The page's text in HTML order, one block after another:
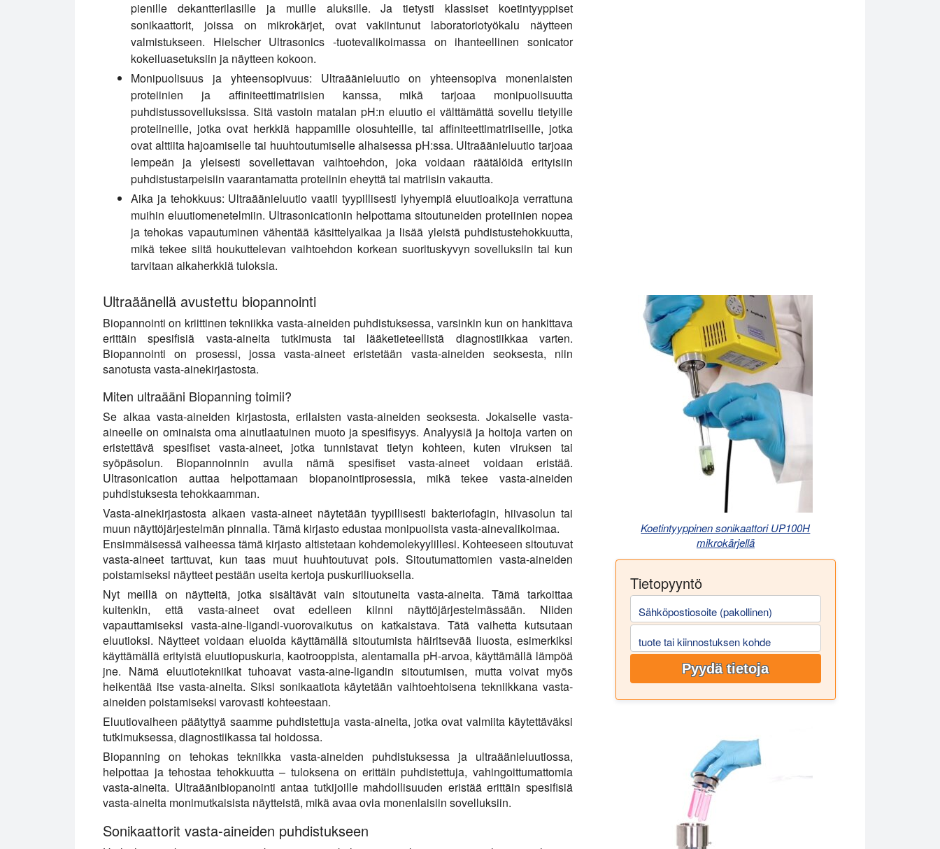
pienille dekantterilasille ja muille aluksille. Ja tietysti klassiset koetintyyppiset
sonikaattorit, joissa on mikrokärjet, ovat vakiintunut laboratoriotyökalu näytteen
valmistukseen. Hielscher Ultrasonics -tuotevalikoimassa on ihanteellinen sonicator
kokeiluasetuksiin ja näytteen kokoon.
Monipuolisuus ja yhteensopivuus: Ultraäänieluutio on yhteensopiva monenlaisten
proteiinien ja affiniteettimatriisien kanssa, mikä tarjoaa monipuolisuutta
puhdistussovelluksissa. Sitä vastoin matalan pH:n eluutio ei välttämättä sovellu tietyille
proteiineille, jotka ovat herkkiä happamille olosuhteille, tai affiniteettimatriiseille, jotka
ovat alttiita hajoamiselle tai huuhtoutumiselle alhaisessa pH:ssa. Ultraäänieluutio tarjoaa
lempeän ja yleisesti sovellettavan vaihtoehdon, joka voidaan räätälöidä erityisiin
puhdistustarpeisiin vaarantamatta proteiinin eheyttä tai matriisin vakautta.
Aika ja tehokkuus: Ultraäänieluutio vaatii tyypillisesti lyhyempiä eluutioaikoja verrattuna
muihin eluutiomenetelmiin. Ultrasonicationin helpottama sitoutuneiden proteiinien nopea
ja tehokas vapautuminen vähentää käsittelyaikaa ja lisää yleistä puhdistustehokkuutta,
mikä tekee siitä houkuttelevan vaihtoehdon korkean suorituskyvyn sovelluksiin tai kun
tarvitaan aikaherkkiä tuloksia.
Ultraäänellä avustettu biopannointi
Biopannointi on kriittinen tekniikka vasta-aineiden puhdistuksessa, varsinkin kun on hankittava
erittäin spesifisiä vasta-aineita tutkimusta tai lääketieteellistä diagnostiikkaa varten.
Biopannointi on prosessi, jossa vasta-aineet eristetään vasta-aineiden seoksesta, niin
sanotusta vasta-ainekirjastosta.
Miten ultraääni Biopanning toimii?
Se alkaa vasta-aineiden kirjastosta, erilaisten vasta-aineiden seoksesta. Jokaiselle vasta-
aineelle on ominaista oma ainutlaatuinen muoto ja spesifisyys. Analyysiä ja hoitoja varten on
eristettävä spesifiset vasta-aineet, jotka tunnistavat tietyn kohteen, kuten viruksen tai
syöpäsolun. Biopannoinnin avulla nämä spesifiset vasta-aineet voidaan eristää.
Ultrasonication auttaa helpottamaan biopanointiprosessia, mikä tekee vasta-aineiden
puhdistuksesta tehokkaamman.
Vasta-ainekirjastosta alkaen vasta-aineet näytetään tyypillisesti bakteriofagin, hiivasolun tai
muun näyttöjärjestelmän pinnalla. Tämä kirjasto edustaa monipuolista vasta-ainevalikoimaa.
Ensimmäisessä vaiheessa tämä kirjasto altistetaan kohdemolekyylillesi. Kohteeseen sitoutuvat
vasta-aineet tarttuvat, kun taas muut huuhtoutuvat pois. Sitoutumattomien vasta-aineiden
poistamiseksi näytteet pestään useita kertoja puskuriliuoksella.
Nyt meillä on näytteitä, jotka sisältävät vain sitoutuneita vasta-aineita. Tämä tarkoittaa
kuitenkin, että vasta-aineet ovat edelleen kiinni näyttöjärjestelmässään. Niiden
vapauttamiseksi vasta-aine-ligandi-vuorovaikutus on katkaistava. Tätä vaihetta kutsutaan
eluutioksi. Näytteet voidaan eluoida käyttämällä sitoutumista häiritsevää liuosta, esimerkiksi
käyttämällä erityistä eluutiopuskuria, kaotrooppista, alentamalla pH-arvoa, käyttämällä lämpöä
jne. Nämä eluutiotekniikat tuhoavat vasta-aine-ligandin sitoutumisen, mutta voivat myös
heikentää itse vasta-aineita. Siksi sonikaatiota käytetään vaihtoehtoisena tekniikkana vasta-
aineiden poistamiseksi varovasti kohteestaan.
Eluutiovaiheen päätyttyä saamme puhdistettuja vasta-aineita, jotka ovat valmiita käytettäväksi
tutkimuksessa, diagnostiikassa tai hoidossa.
Biopanning on tehokas tekniikka vasta-aineiden puhdistuksessa ja ultraäänieluutiossa,
helpottaa ja tehostaa tehokkuutta – tuloksena on erittäin puhdistettuja, vahingoittumattomia
vasta-aineita. Ultraäänibiopanointi antaa tutkijoille mahdollisuuden eristää erittäin spesifisiä
vasta-aineita monimutkaisista näytteistä, mikä avaa ovia monenlaisiin sovelluksiin.
Sonikaattorit vasta-aineiden puhdistukseen
Koetintyyppinen sonikaattori UP100H
mikrokärjellä
Tietopyyntö
Sähköpostiosoite (pakollinen)
tuote tai kiinnostuksen kohde
Pyydä tietoja